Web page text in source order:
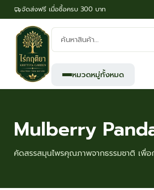
จัดส่งฟรี เมื่อซื้อครบ 300 บาท
ค้นหา
สินค้า:
หมวดหมู่ทั้งหมด
Mulberry
คัดสรรสมุนไพรคุณภาพจากธรรมชาติ เพื่